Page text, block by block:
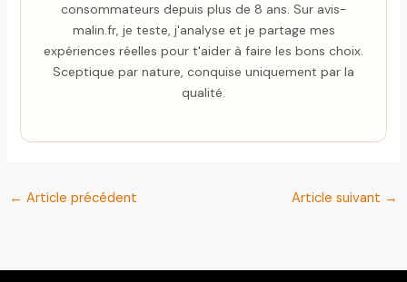
consommateurs depuis plus de 8 ans. Sur avis-
malin.fr, je teste, j'analyse et je partage mes
expériences réelles pour t'aider à faire les bons choix.
Sceptique par nature, conquise uniquement par la
qualité.
← Article précédent Article suivant →